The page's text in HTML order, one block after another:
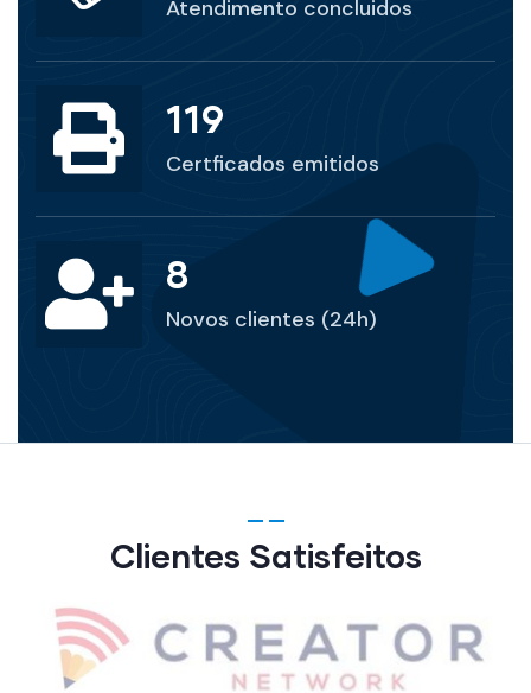
Atendimento concluidos
201
Certficados emitidos
14
Novos clientes (24h)
Clientes Satisfeitos